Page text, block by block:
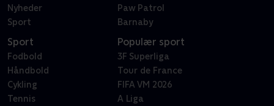
Nyheder
Sport
Paw Patrol
Barnaby
Sport
Fodbold
Håndbold
Cykling
Tennis
Populær sport
3F Superliga
Tour de France
FIFA VM 2026
A Liga